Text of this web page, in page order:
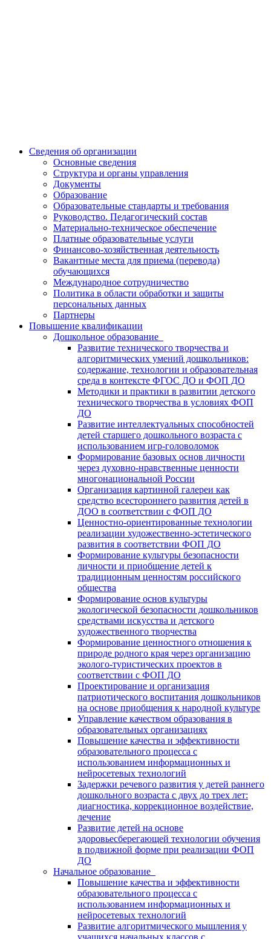
Сведения об организации
Основные сведения
Структура и органы управления
Документы
Образование
Образовательные стандарты и требования
Руководство. Педагогический состав
Материально-техническое обеспечение
Платные образовательные услуги
Финансово-хозяйственная деятельность
Вакантные места для приема (перевода)
обучающихся
Международное сотрудничество
Политика в области обработки и защиты
персональных данных
Партнеры
Повышение квалификации
Дошкольное образование
Развитие технического творчества и
алгоритмических умений дошкольников:
содержание, технологии и образовательная
среда в контексте ФГОС ДО и ФОП ДО
Методики и практики в развитии детского
технического творчества в условиях ФОП
ДО
Развитие интеллектуальных способностей
детей старшего дошкольного возраста с
использованием игр-головоломок
Формирование базовых основ личности
через духовно-нравственные ценности
многонациональной России
Организация картинной галереи как
средство всестороннего развития детей в
ДОО в соответствии с ФОП ДО
Ценностно-ориентированные технологии
реализации художественно-эстетического
развития в соответствии ФОП ДО
Формирование культуры безопасности
личности и приобщение детей к
традиционным ценностям российского
общества
Формирование основ культуры
экологической безопасности дошкольников
средствами искусства и детского
художественного творчества
Формирование ценностного отношения к
природе родного края через организацию
эколого-туристических проектов в
соответствии с ФОП ДО
Проектирование и организация
патриотического воспитания дошкольников
на основе приобщения к народной культуре
Управление качеством образования в
образовательных организациях
Повышение качества и эффективности
образовательного процесса с
использованием информационных и
нейросетевых технологий
Задержки речевого развития у детей раннего
дошкольного возраста с двух до трех лет:
диагностика, коррекционное воздействие,
лечение
Развитие детей на основе
здоровьесберегающей технологии обучения
в подвижной форме при реализации ФОП
ДО
Начальное образование
Повышение качества и эффективности
образовательного процесса с
использованием информационных и
нейросетевых технологий
Развитие алгоритмического мышления у